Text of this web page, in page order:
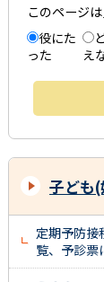
このページ
役にた
った
え
子ども
定期予防接
覧、予診票